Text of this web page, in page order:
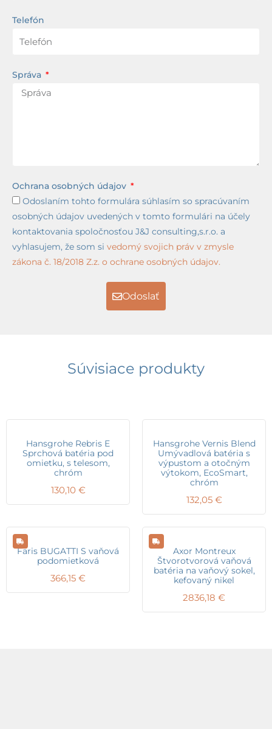
Telefón
Správa
Ochrana osobných údajov
Odoslaním tohto formulára súhlasím so spracúvaním
osobných údajov uvedených v tomto formulári na účely
kontaktovania spoločnosťou J&J consulting,s.r.o. a
vyhlasujem, že som si vedomý svojich práv v zmysle
zákona č. 18/2018 Z.z. o ochrane osobných údajov.
Odoslať
Súvisiace produkty
Hansgrohe Rebris E
Sprchová batéria pod
omietku, s telesom,
chróm
130,10 €
Hansgrohe Vernis Blend
Umývadlová batéria s
výpustom a otočným
výtokom, EcoSmart,
chróm
132,05 €
Faris BUGATTI S vaňová
podomietková
366,15 €
Axor Montreux
Štvorotvorová vaňová
batéria na vaňový sokel,
kefovaný nikel
2836,18 €